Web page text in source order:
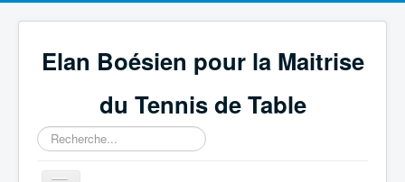
Elan Boésien pour la Maitrise
du Tennis de Table
Rechercher